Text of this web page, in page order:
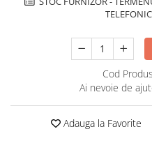
Plite cu hota integrata
Cod
Ai nevoie de
Adauga la Favorite